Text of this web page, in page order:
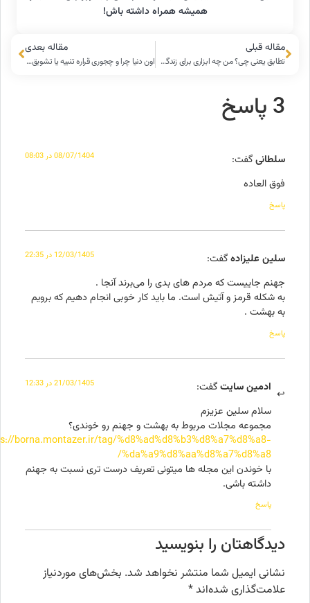
همیشه همراه داشته باش!
مقاله قبلی
تطابق یعنی چی؟ من چه ابزاری برای زندگی بعدیم لازم دارم؟
مقاله بعدی
اون دنیا چرا و چجوری قراره تنبیه یا تشویق بشیم؛ یا تجسم اعمال یعنی چی؟
سلطانیگفت: 08/07/1404 در 08:03
فوق العاده
سلین علیزادهگفت: 12/03/1405 در 22:35
جهنم جاییست که مردم های بدی را می‌برند آنجا .
به شکله قرمز و آتیش است. ما باید کار خوبی انجام دهیم که برویم
به بهشت .
ادمین سایتگفت: 21/03/1405 در 12:33
سلام سلین عزیزم
مجموعه مجلات مربوط به بهشت و جهنم رو خوندی؟
https://borna.montazer.ir/tag/%d8%ad%d8%b3%d8%a7%d8%a8-
%da%a9%d8%aa%d8%a7%d8%a8/
با خوندن این مجله ها میتونی تعریف درست تری نسبت به جهنم
داشته باشی.
دیدگاهتان را بنویسید
نشانی ایمیل شما منتشر نخواهد شد. بخش‌های موردنیاز
علامت‌گذاری شده‌اند*